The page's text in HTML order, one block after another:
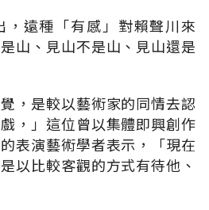
遠種「有感」對賴聲川來
山、見山不是山、見山還是
，是較以藝術家的同情去認
，」這位曾以集體即興創作
表演藝術學者表示，「現在
以比較客觀的方式有待他、